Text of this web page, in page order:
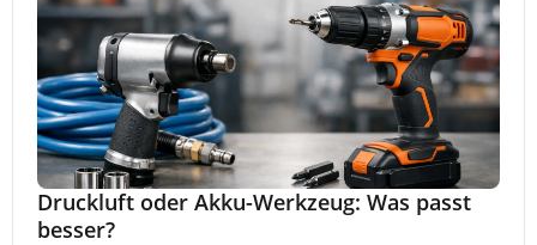
Druckluft oder Akku-Werkzeug: Was passt
besser?